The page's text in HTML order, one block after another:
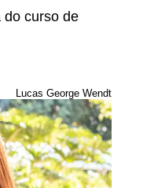
do curso de
Lucas George Wendt